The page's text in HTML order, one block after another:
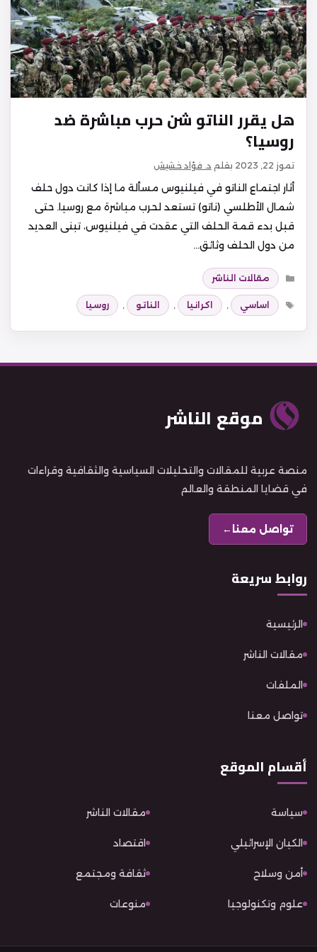
هل يقرر الناتو شن حرب مباشرة ضد
روسيا؟
تموز 22, 2023 بقلم د. فؤاد خشيش
أثار اجتماع الناتو في فيلنيوس مسألة ما إذا كانت دول حلف
شمال الأطلسي (ناتو) تستعد لحرب مباشرة مع روسيا. حتى
قبل بدء قمة الحلف التي عقدت في فيلنيوس، تبنى العديد
من دول الحلف وثائق…
التصنيفات
مقالات الناشر
الوسوم
اساسي , اكرانيا , الناتو , روسيا
موقع الناشر
منصة عربية للمقالات والتحليلات السياسية والثقافية وقراءات
في قضايا المنطقة والعالم
تواصل معنا ←
روابط سريعة
الرئيسية
مقالات الناشر
الملفات
تواصل معنا
أقسام الموقع
سياسة مقالات الناشر
الكيان الإسرائيلي اقتصاد
أمن وسلاح ثقافة ومجتمع
علوم وتكنولوجيا منوعات